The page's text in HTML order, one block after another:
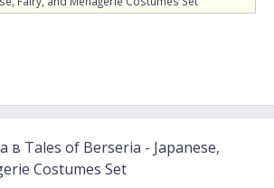
в Tales of Berseria - Japanese,
Costumes Set